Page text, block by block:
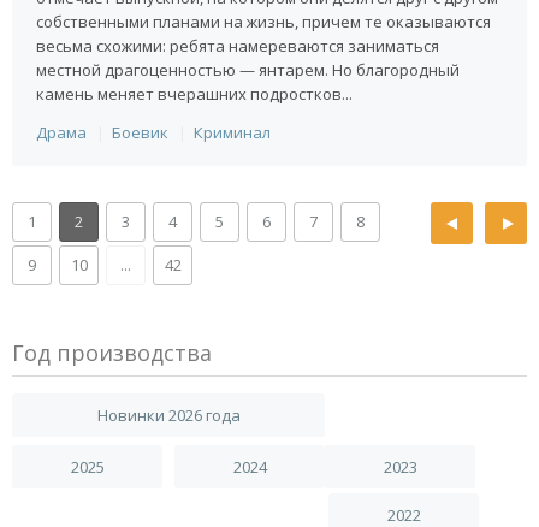
собственными планами на жизнь, причем те оказываются
весьма схожими: ребята намереваются заниматься
местной драгоценностью — янтарем. Но благородный
камень меняет вчерашних подростков...
Драма
Боевик Криминал
1 2 3 4 5 6 7
8
9
10 ... 42
Год производства
Новинки 2026 года
2025 2024 2023
2022